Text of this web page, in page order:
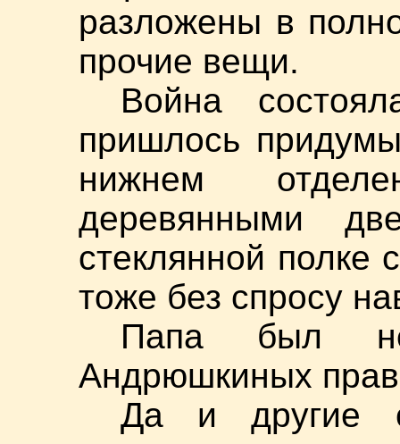
разложены в
прочие вещи.
Война
пришлось
нижнем
деревянными
стеклянной полке
тоже без спросу
Папа был
Андрюшкиных
Да и другие